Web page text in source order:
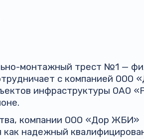
монтажный трест №1 —
с компанией ООО
инфраструктуры ОАО
компании ООО «Дор ЖБИ»
как надежный